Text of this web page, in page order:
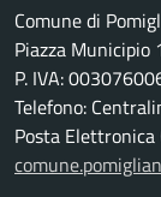
Comune di
Piazza Municipio
P. IVA:
Telefono:
Posta